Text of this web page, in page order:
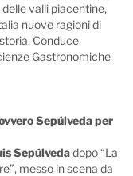
valli piacentine,
nuove ragioni di
Conduce
Gastronomiche
Sepúlveda per
Sepúlvedadopo “La
messo in scena da